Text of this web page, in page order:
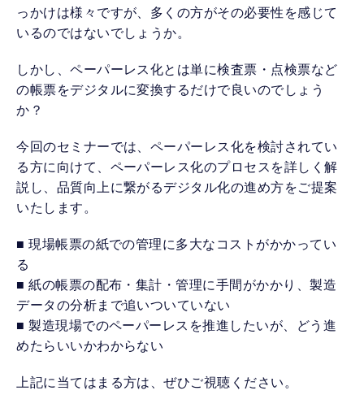
っかけは様々ですが、多くの方がその必要性を感じて
いるのではないでしょうか。
しかし、ペーパーレス化とは単に検査票・点検票など
の帳票をデジタルに変換するだけで良いのでしょう
か？
今回のセミナーでは、ペーパーレス化を検討されてい
る方に向けて、ペーパーレス化のプロセスを詳しく解
説し、品質向上に繋がるデジタル化の進め方をご提案
いたします。
■ 現場帳票の紙での管理に多大なコストがかかってい
る
■ 紙の帳票の配布・集計・管理に手間がかかり、製造
データの分析まで追いついていない
■ 製造現場でのペーパーレスを推進したいが、どう進
めたらいいかわからない
上記に当てはまる方は、ぜひご視聴ください。